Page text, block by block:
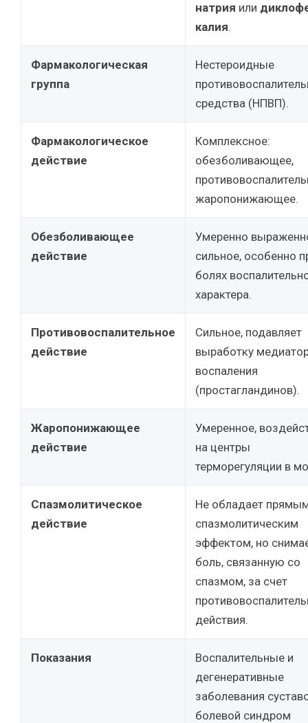
натрия или
калия.
Фармакологическая
группа
Нестероидные
средства (НПВП).
Фармакологическое
действие
Комплексное:
обезболивающее,
жаропонижающее.
Обезболивающее
действие
Умеренно
сильное, особенно
болях
характера.
Противовоспалительное
действие
Сильное, подавляет
выработку
воспаления
(простагландинов).
Жаропонижающее
действие
Умеренное,
на центры
терморегуляции в
Спазмолитическое
действие
Не обладает
спазмолитическим
эффектом, но
боль, связанную со
спазмом, за счет
действия.
Показания
Воспалительные и
дегенеративные
заболевания
болевой синдром